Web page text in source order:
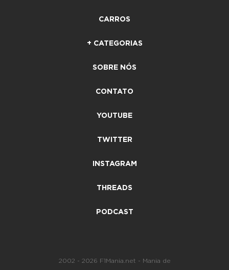
CARROS
+ CATEGORIAS
SOBRE NÓS
CONTATO
YOUTUBE
TWITTER
INSTAGRAM
THREADS
PODCAST
2002 - 2026 F1Mania.net - Mania de